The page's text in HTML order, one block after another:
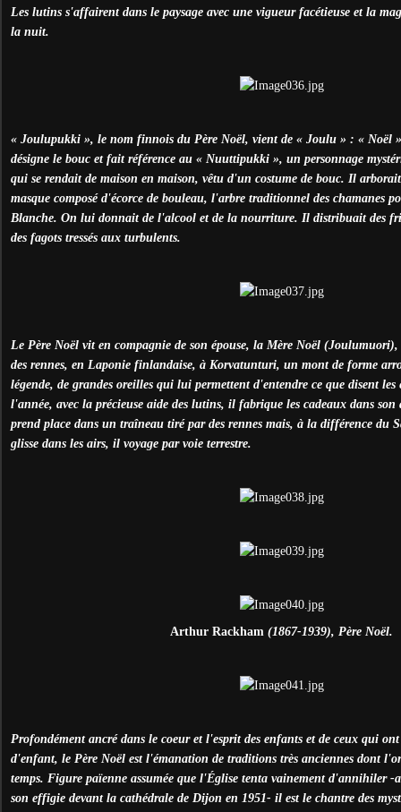
Les lutins s'affairent dans le paysage avec une vigueur facétieuse et la
la nuit.
« Joulupukki », le nom finnois du Père Noël, vient de « Joulu » : « Noël
désigne le bouc et fait référence au « Nuuttipukki », un personnage
qui se rendait de maison en maison, vêtu d'un costume de bouc. Il
masque composé d'écorce de bouleau, l'arbre traditionnel des chamanes
Blanche. On lui donnait de l'alcool et de la nourriture. Il distribuait des
des fagots tressés aux turbulents.
Le Père Noël vit en compagnie de son épouse, la Mère Noël
des rennes, en Laponie finlandaise, à Korvatunturi, un mont de forme
légende, de grandes oreilles qui lui permettent d'entendre ce que disent
l'année, avec la précieuse aide des lutins, il fabrique les cadeaux dans
prend place dans un traîneau tiré par des rennes mais, à la différence du
glisse dans les airs, il voyage par voie terrestre.
Arthur Rackham (1867-1939), Père Noël.
Profondément ancré dans le coeur et l'esprit des enfants et de ceux qui
d'enfant, le Père Noël est l'émanation de traditions très anciennes dont
temps. Figure païenne assumée que l'Église tenta vainement d'annihiler -
son effigie devant la cathédrale de Dijon en 1951- il est le chantre des